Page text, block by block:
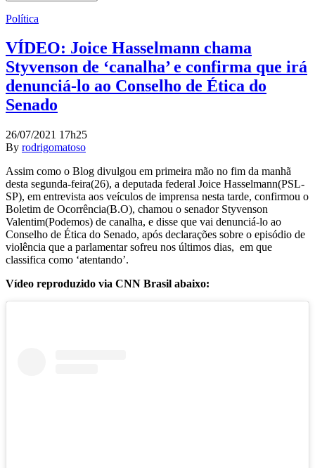
Política
VÍDEO: Joice Hasselmann chama
Styvenson de ‘canalha’ e confirma que irá
denunciá-lo ao Conselho de Ética do
Senado
26/07/2021 17h25
By rodrigomatoso
Assim como o Blog divulgou em primeira mão no fim da manhã
desta segunda-feira(26), a deputada federal Joice Hasselmann(PSL-
SP), em entrevista aos veículos de imprensa nesta tarde, confirmou o
Boletim de Ocorrência(B.O), chamou o senador Styvenson
Valentim(Podemos) de canalha, e disse que vai denunciá-lo ao
Conselho de Ética do Senado, após declarações sobre o episódio de
violência que a parlamentar sofreu nos últimos dias, em que
classifica como ‘atentando’.
Vídeo reproduzido via CNN Brasil abaixo: